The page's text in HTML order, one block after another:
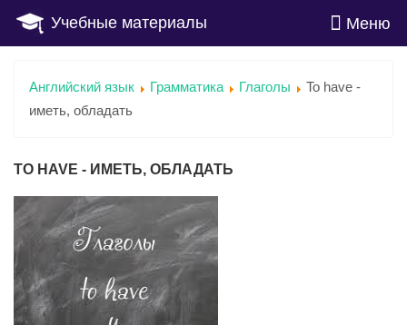
Учебные материалы Меню
Английский язык Грамматика Глаголы
To have -
иметь, обладать
TO HAVE - ИМЕТЬ, ОБЛАДАТЬ